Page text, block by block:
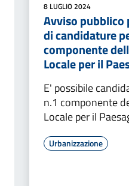
8 LUGLIO 2024
Avviso pubblico
di candidature
componente
Locale per il
E' possibile
n.1 componente
Locale per il
Urbanizzazione